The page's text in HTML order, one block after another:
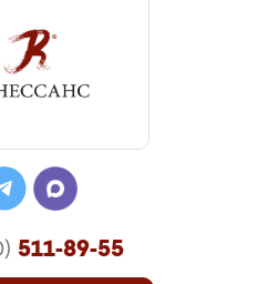
511-89-55